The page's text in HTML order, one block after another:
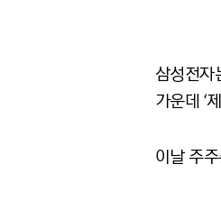
삼성전자
가운데 ‘
이날 주